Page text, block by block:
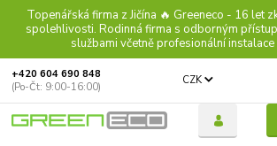
Topenářská firma z Jičína 🔥 Greeneco - 16 let
spolehlivosti. Rodinná firma s odborným
službami včetně profesionální instalace
CZK
+420 604 690 848
(Po-Čt: 9:00-16:00)